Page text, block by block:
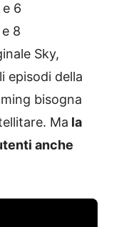
6
8
Sky,
episodi della
bisogna
Ma la
anche